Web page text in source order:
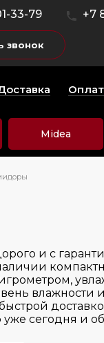
33-79 +7
звонок
Midea
и с
влажности и
сегодня и